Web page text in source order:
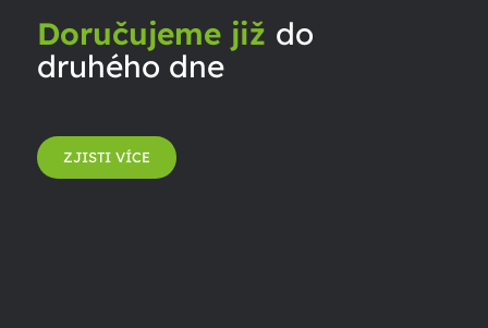
Doručujeme již do
druhého dne
ZJISTI VÍCE